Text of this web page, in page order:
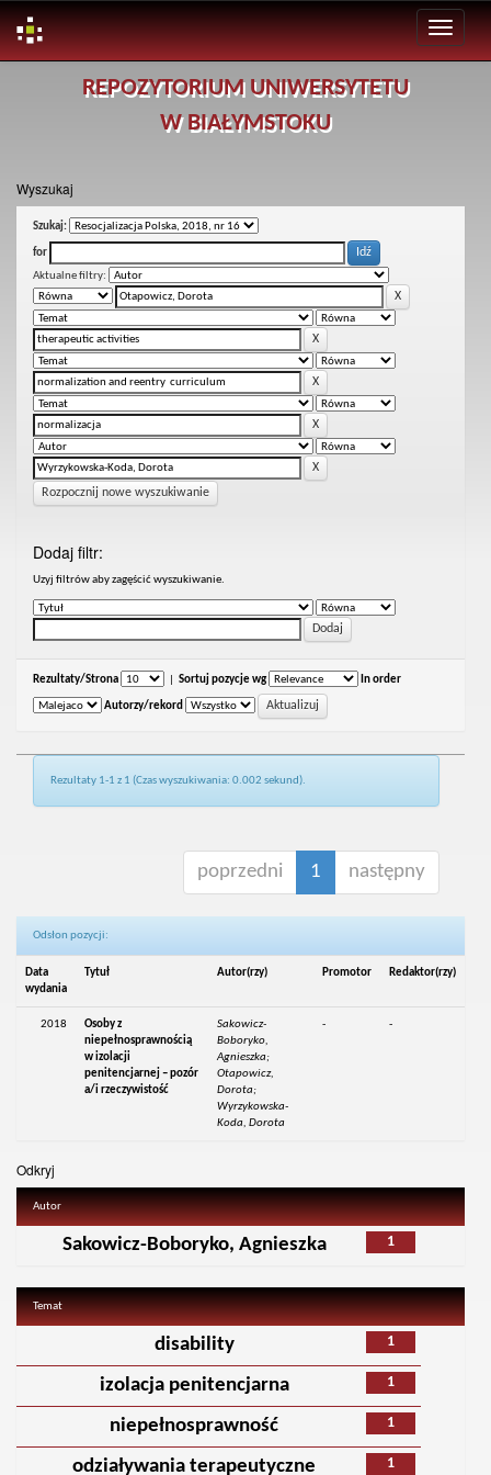
REPOZYTORIUM UNIWERSYTETU
W BIAŁYMSTOKU
Wyszukaj
Szukaj:
for
Aktualne filtry:
Rozpocznij nowe wyszukiwanie
Dodaj filtr:
Uzyj filtrów aby zagęścić wyszukiwanie.
Rezultaty/Strona Sortuj pozycje wg In order
Autorzy/rekord
Rezultaty 1-1 z 1 (Czas wyszukiwania: 0.002 sekund).
poprzedni 1 następny
Odsłon pozycji:
Data
wydania
Tytuł Autor(rzy) Promotor Redaktor(rzy)
2018
Osoby z
niepełnosprawnością
w izolacji
penitencjarnej – pozór
a/i rzeczywistość
Sakowicz-
Boboryko,
Agnieszka;
Otapowicz,
Dorota;
Wyrzykowska-
Koda, Dorota
- -
Odkryj
Autor
1
Sakowicz-Boboryko, Agnieszka
Temat
1
disability
1
izolacja penitencjarna
1
niepełnosprawność
1
odziaływania terapeutyczne